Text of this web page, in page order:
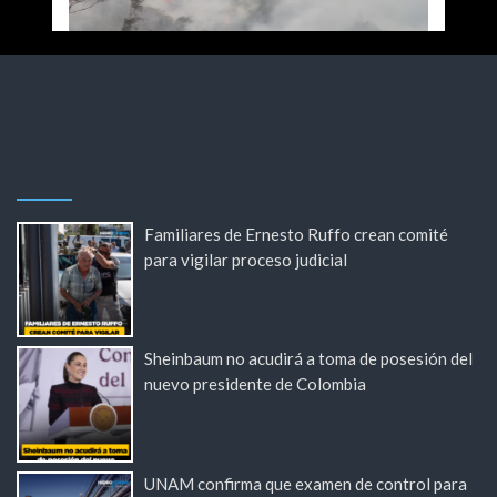
Familiares de Ernesto Ruffo crean comité
para vigilar proceso judicial
Sheinbaum no acudirá a toma de posesión del
nuevo presidente de Colombia
UNAM confirma que examen de control para